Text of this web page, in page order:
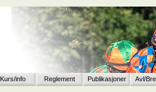
Kurs/info Reglement Publikasjoner Avl/